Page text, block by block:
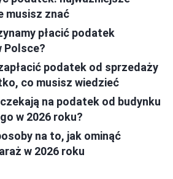
musisz znać
płacić podatek
Polsce?
podatek od sprzedaży
co musisz wiedzieć
na podatek od budynku
w 2026 roku?
na to, jak ominąć
w 2026 roku